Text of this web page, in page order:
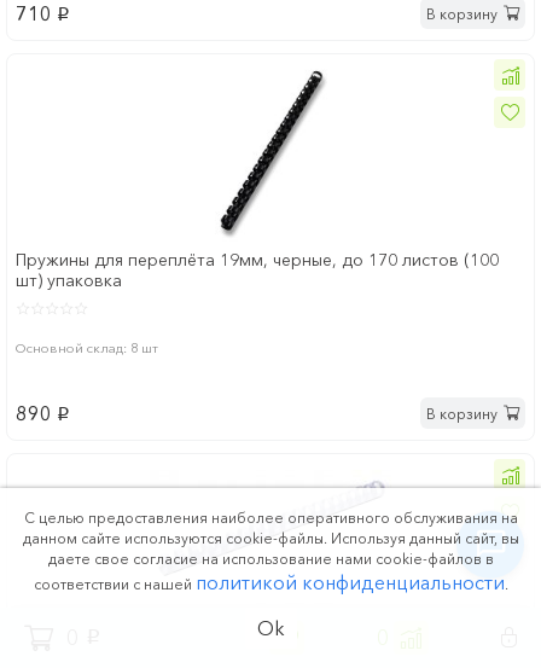
710 p В корзину
Пружины для переплёта 19мм, черные, до 170 листов (100
шт) упаковка
Основной склад: 8 шт
890 p В корзину
0 0
С целью предоставления наиболее оперативного обслуживания на
данном сайте используются cookie-файлы. Используя данный сайт, вы
даете свое согласие на использование нами cookie-файлов в
соответствии с нашей политикой конфиденциальности.
Ok